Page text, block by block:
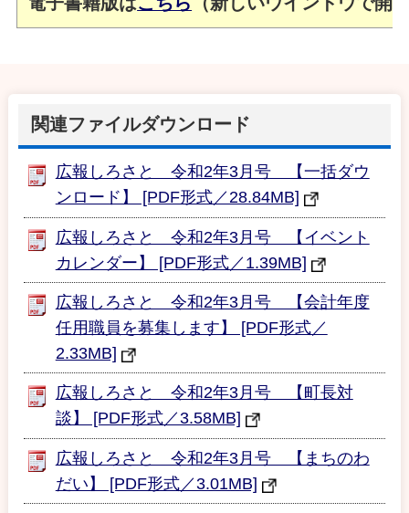
関連ファイルダウンロード
広報しろさと 令和2年3月号 【一括ダウ
ンロード】 [PDF形式／28.84MB]
広報しろさと 令和2年3月号 【イベント
カレンダー】 [PDF形式／1.39MB]
広報しろさと 令和2年3月号 【会計年度
任用職員を募集します】 [PDF形式／
2.33MB]
広報しろさと 令和2年3月号 【町長対
談】 [PDF形式／3.58MB]
広報しろさと 令和2年3月号 【まちのわ
だい】 [PDF形式／3.01MB]